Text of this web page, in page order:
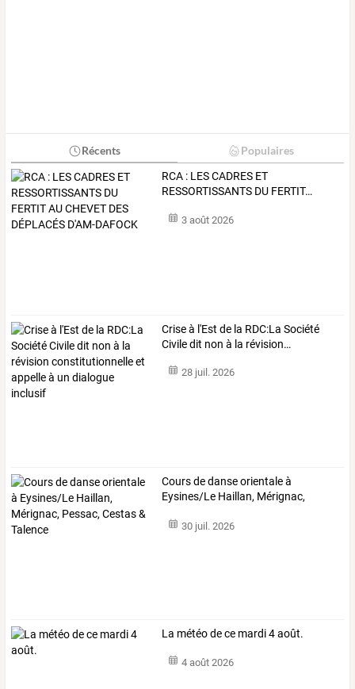
Récents Populaires
RCA : LESCADRES ET
RESSORTISSANTS DU FERTIT…
3 août 2026
Criseà l'Est de la RDC:La Société
Civiledit non à la révision…
28 juil. 2026
Coursdedanseorientaleà
Eysines/Le Haillan, Mérignac,
30 juil. 2026
La météo de ce mardi 4 août.
4 août 2026